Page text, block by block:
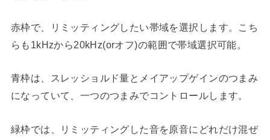
赤枠で、リミッティングしたい帯域を選択します。こち
らも1kHzから20kHz(orオフ)の範囲で帯域選択可能。
青枠は、スレッショルド量とメイアップゲインのつまみ
になっていて、一つのつまみでコントロールします。
緑枠では、リミッティングした音を原音にどれだけ混ぜ